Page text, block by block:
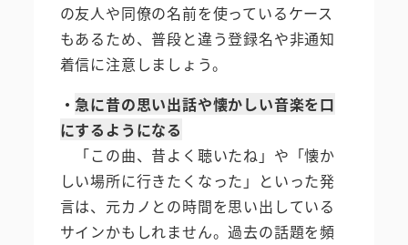
の友人や同僚の名前を使っているケース
もあるため、普段と違う登録名や非通知
着信に注意しましょう。
・急に昔の思い出話や懐かしい音楽を口
にするようになる
「この曲、昔よく聴いたね」や「懐か
しい場所に行きたくなった」といった発
言は、元カノとの時間を思い出している
サインかもしれません。過去の話題を頻